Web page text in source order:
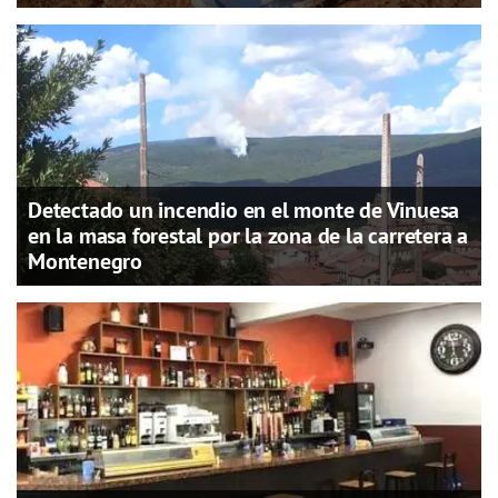
Detectado un incendio en el monte de Vinuesa
en la masa forestal por la zona de la carretera a
Montenegro